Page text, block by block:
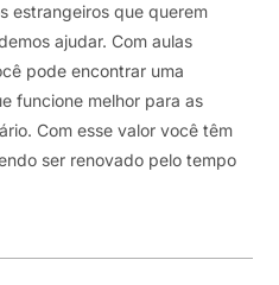
estrangeiros que querem
ajudar. Com aulas
pode encontrar uma
funcione melhor para as
Com esse valor você têm
ser renovado pelo tempo